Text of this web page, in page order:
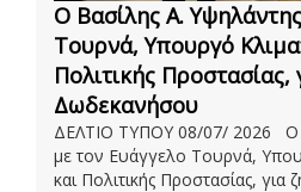
Ο Βασίλης Α.
Τουρνά, Υπουργό
Πολιτικής Προστασίας,
Δωδεκανήσου
ΔΕΛΤΙΟ ΤΥΠΟΥ 08/07/ 2026 Ο
με τον Ευάγγελο Τουρνά,
και Πολιτικής Προστασίας, για